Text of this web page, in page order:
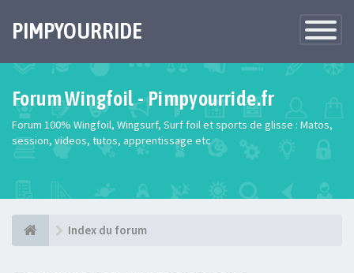
Toggle
PIMPYOURRIDE
Forum Wingfoil - Pimpyourride.fr
Forum 100% Wingfoil, Wingsurf, Surf foil et sports de glisse : Matos,
session, videos, tutos, apprentissage etc
Index du forum